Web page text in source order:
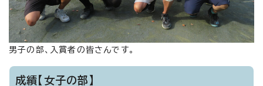
男子の部、入賞者の皆さんです。
成績【女子の部】